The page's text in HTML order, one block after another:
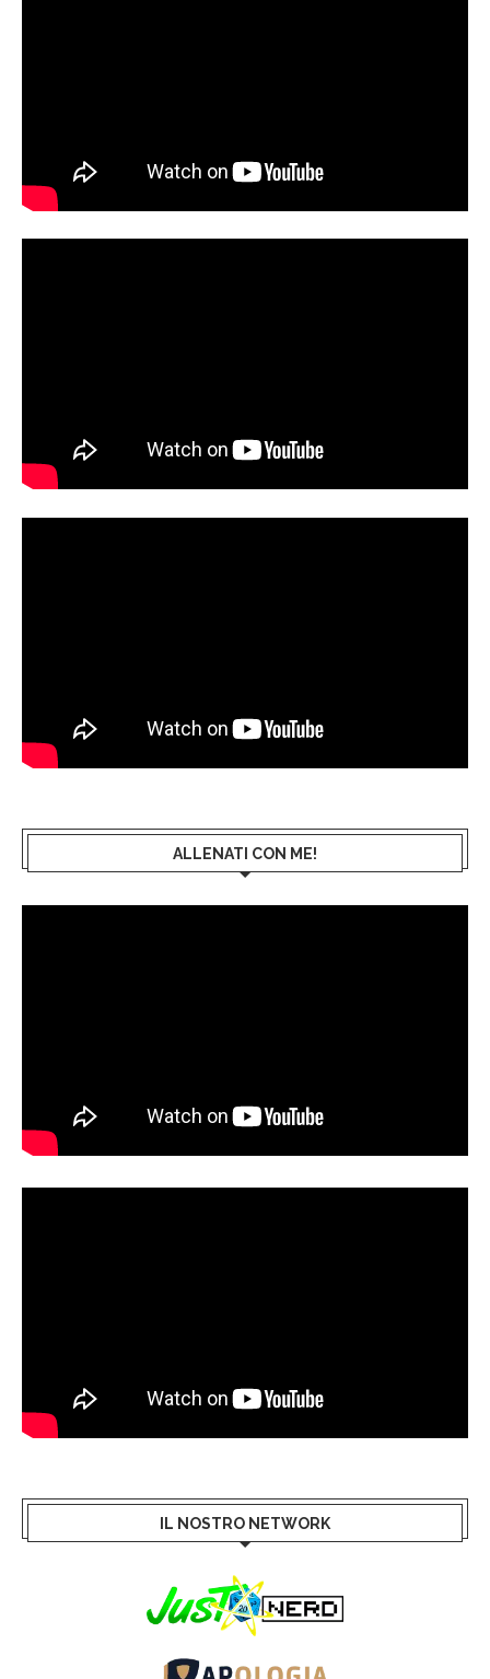
ALLENATI CON ME!
IL NOSTRO NETWORK